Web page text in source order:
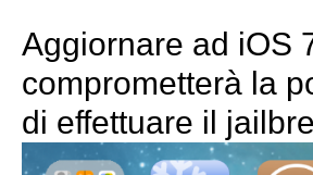
Aggiornare ad iOS
comprometterà la
di effettuare il